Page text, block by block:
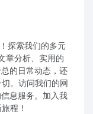
探索我们的多元
章分析、实用的
的日常动态，还
。访问我们的网
息服务。加入我
程！